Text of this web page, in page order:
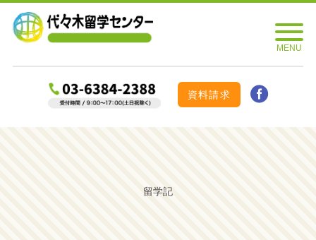
資料請求
留学記